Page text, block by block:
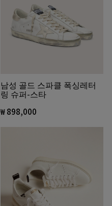
남성 골드 스파클 폭싱레터
링 슈퍼-스타
₩ 898,000